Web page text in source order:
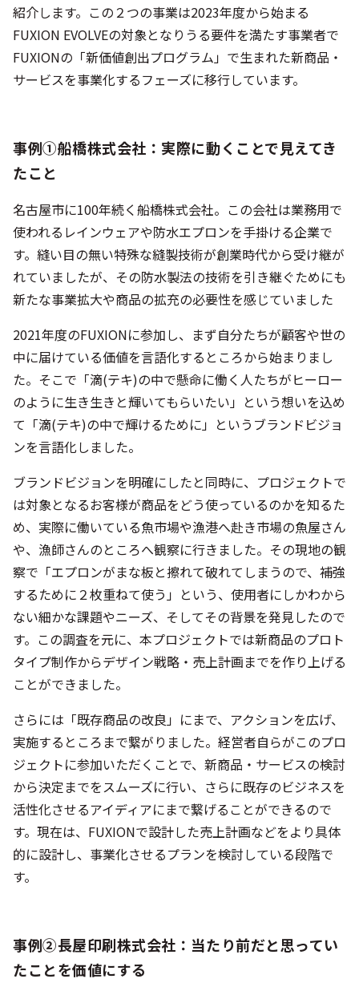
紹介します。この２つの事業は2023年度から始まる
FUXION EVOLVEの対象となりうる要件を満たす事業者で
FUXIONの「新価値創出プログラム」で生まれた新商品・
サービスを事業化するフェーズに移行しています。
事例①船橋株式会社：実際に動くことで見えてき
たこと
名古屋市に100年続く船橋株式会社。この会社は業務用で
使われるレインウェアや防水エプロンを手掛ける企業で
す。縫い目の無い特殊な縫製技術が創業時代から受け継が
れていましたが、その防水製法の技術を引き継ぐためにも
新たな事業拡大や商品の拡充の必要性を感じていました
2021年度のFUXIONに参加し、まず自分たちが顧客や世の
中に届けている価値を言語化するところから始まりまし
た。そこで「滴(テキ)の中で懸命に働く人たちがヒーロー
のように生き生きと輝いてもらいたい」という想いを込め
て「滴(テキ)の中で輝けるために」というブランドビジョ
ンを言語化しました。
ブランドビジョンを明確にしたと同時に、プロジェクトで
は対象となるお客様が商品をどう使っているのかを知るた
め、実際に働いている魚市場や漁港へ赴き市場の魚屋さん
や、漁師さんのところへ観察に行きました。その現地の観
察で「エプロンがまな板と擦れて破れてしまうので、補強
するために２枚重ねて使う」という、使用者にしかわから
ない細かな課題やニーズ、そしてその背景を発見したので
す。この調査を元に、本プロジェクトでは新商品のプロト
タイプ制作からデザイン戦略・売上計画までを作り上げる
ことができました。
さらには「既存商品の改良」にまで、アクションを広げ、
実施するところまで繋がりました。経営者自らがこのプロ
ジェクトに参加いただくことで、新商品・サービスの検討
から決定までをスムーズに行い、さらに既存のビジネスを
活性化させるアイディアにまで繋げることができるので
す。現在は、FUXIONで設計した売上計画などをより具体
的に設計し、事業化させるプランを検討している段階で
す。
事例②長屋印刷株式会社：当たり前だと思ってい
たことを価値にする